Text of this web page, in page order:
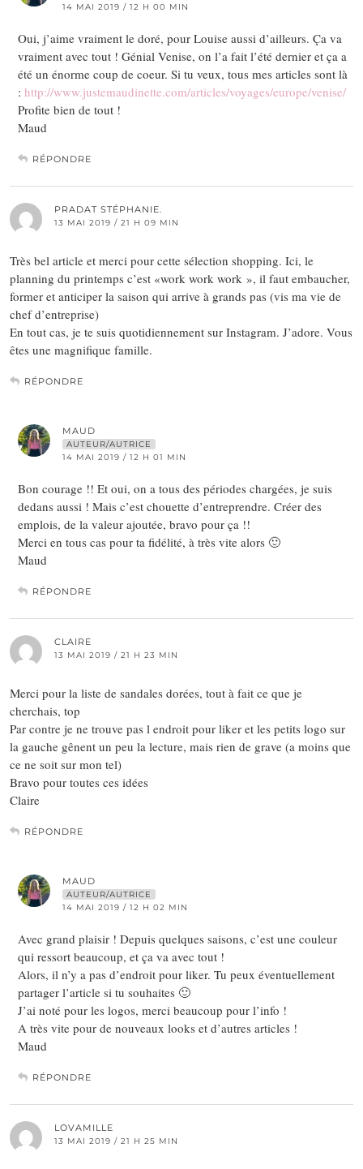
14 MAI 2019 / 12 H 00 MIN
Oui, j’aime vraiment le doré, pour Louise aussi d’ailleurs. Ça va
vraiment avec tout ! Génial Venise, on l’a fait l’été dernier et ça a
été un énorme coup de coeur. Si tu veux, tous mes articles sont là
: http://www.justemaudinette.com/articles/voyages/europe/venise/
Profite bien de tout !
Maud
RÉPONDRE
PRADAT STÉPHANIE.
13 MAI 2019 / 21 H 09 MIN
Très bel article et merci pour cette sélection shopping. Ici, le
planning du printemps c’est «work work work », il faut embaucher,
former et anticiper la saison qui arrive à grands pas (vis ma vie de
chef d’entreprise)
En tout cas, je te suis quotidiennement sur Instagram. J’adore. Vous
êtes une magnifique famille.
RÉPONDRE
MAUD
AUTEUR/AUTRICE
14 MAI 2019 / 12 H 01 MIN
Bon courage !! Et oui, on a tous des périodes chargées, je suis
dedans aussi ! Mais c’est chouette d’entreprendre. Créer des
emplois, de la valeur ajoutée, bravo pour ça !!
Merci en tous cas pour ta fidélité, à très vite alors 🙂
Maud
RÉPONDRE
CLAIRE
13 MAI 2019 / 21 H 23 MIN
Merci pour la liste de sandales dorées, tout à fait ce que je
cherchais, top
Par contre je ne trouve pas l endroit pour liker et les petits logo sur
la gauche gênent un peu la lecture, mais rien de grave (a moins que
ce ne soit sur mon tel)
Bravo pour toutes ces idées
Claire
RÉPONDRE
MAUD
AUTEUR/AUTRICE
14 MAI 2019 / 12 H 02 MIN
Avec grand plaisir ! Depuis quelques saisons, c’est une couleur
qui ressort beaucoup, et ça va avec tout !
Alors, il n’y a pas d’endroit pour liker. Tu peux éventuellement
partager l’article si tu souhaites 🙂
J’ai noté pour les logos, merci beaucoup pour l’info !
A très vite pour de nouveaux looks et d’autres articles !
Maud
RÉPONDRE
LOVAMILLE
13 MAI 2019 / 21 H 25 MIN